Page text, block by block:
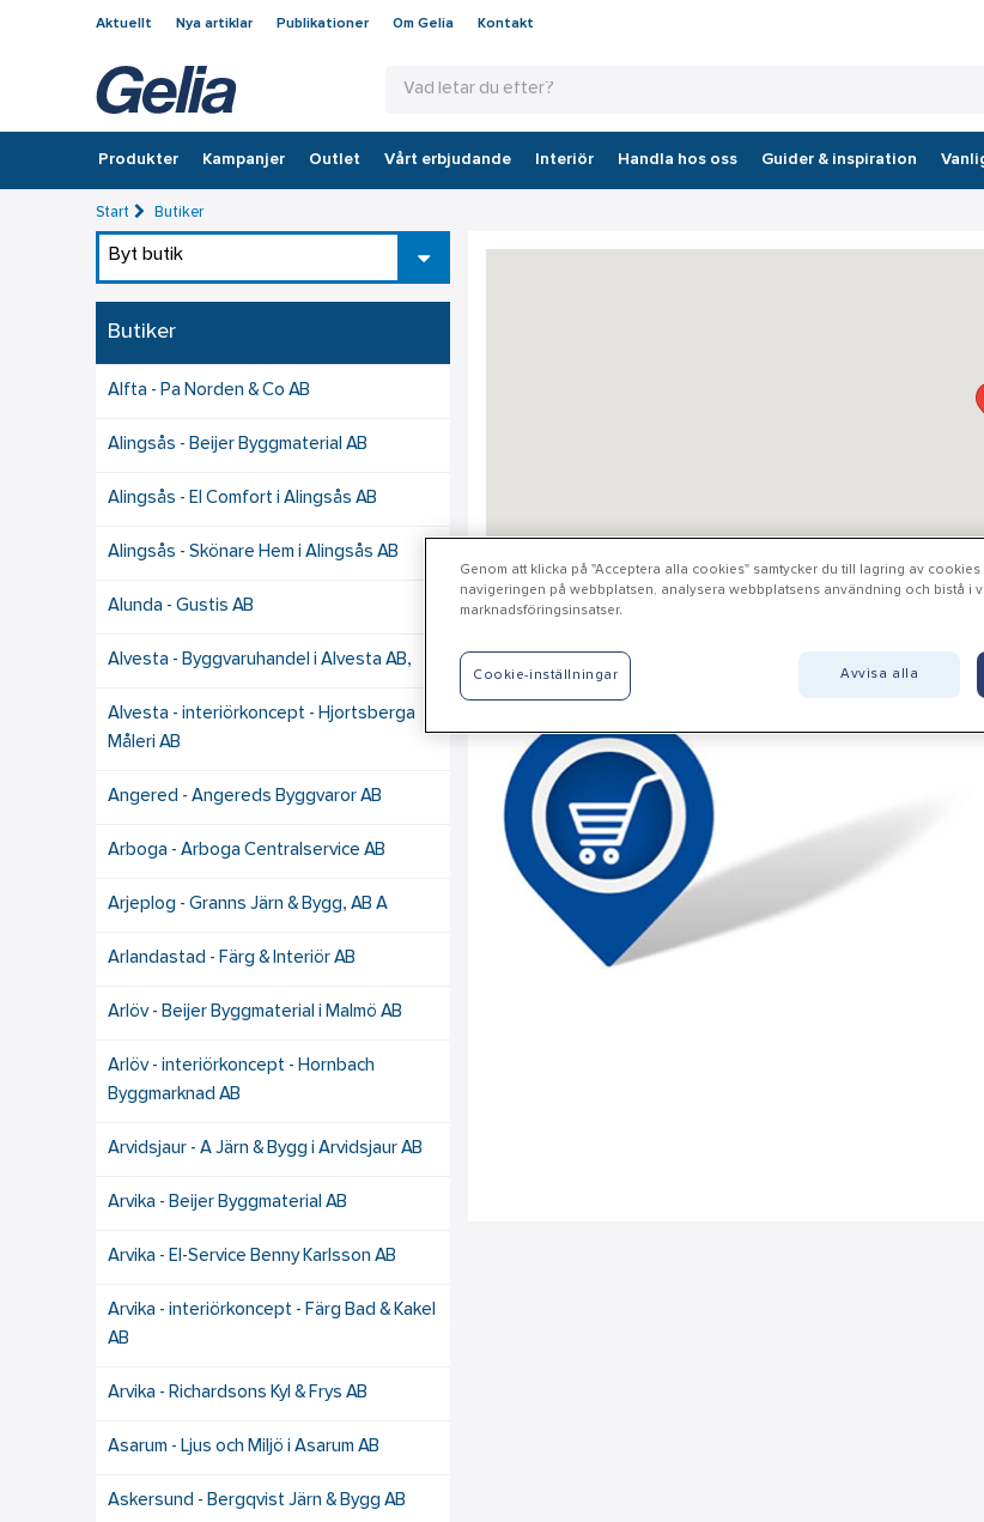
Aktuellt Nya artiklar Publikationer Om Gelia Kontakt
Produkter Kampanjer Outlet Vårt erbjudande Interiör Handla hos oss Guider & inspiration
Start Butiker
Byt butik
Butiker
Alfta - Pa Norden & Co AB
Alingsås - Beijer Byggmaterial AB
Alingsås - El Comfort i Alingsås AB
Alingsås - Skönare Hem i Alingsås AB
Alunda - Gustis AB
Alvesta - Byggvaruhandel i Alvesta AB,
Alvesta - interiörkoncept - Hjortsberga
Måleri AB
Angered - Angereds Byggvaror AB
Arboga - Arboga Centralservice AB
Arjeplog - Granns Järn & Bygg, AB A
Arlandastad - Färg & Interiör AB
Arlöv - Beijer Byggmaterial i Malmö AB
Arlöv - interiörkoncept - Hornbach
Byggmarknad AB
Arvidsjaur - A Järn & Bygg i Arvidsjaur AB
Arvika - Beijer Byggmaterial AB
Arvika - El-Service Benny Karlsson AB
Arvika - interiörkoncept - Färg Bad & Kakel
AB
Arvika - Richardsons Kyl & Frys AB
Asarum - Ljus och Miljö i Asarum AB
Askersund - Bergqvist Järn & Bygg AB
Hammarstrand -
Genom att klicka på "Acceptera alla cookies" samtycker du till lagring av
navigeringen på webbplatsen, analysera webbplatsens användning och bistå i
marknadsföringsinsatser.
Avvisa alla
Cookie-inställningar